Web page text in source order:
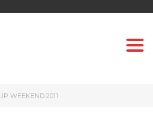
WEEKEND 2011